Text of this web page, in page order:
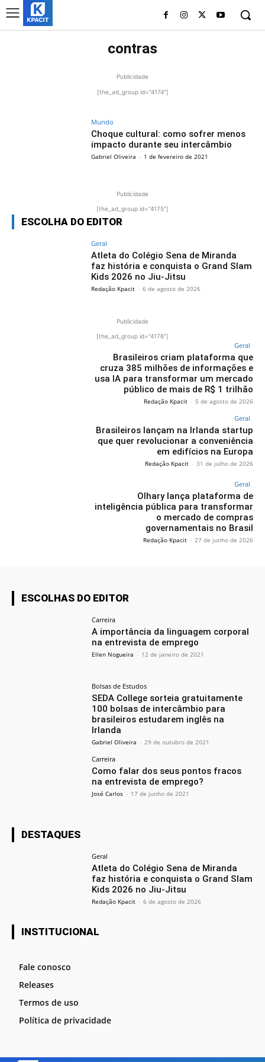
contras
Publicidade
[the_ad_group id="4174"]
Mundo
Choque cultural: como sofrer menos
impacto durante seu intercâmbio
Gabriel Oliveira - 1 de fevereiro de 2021
Publicidade
[the_ad_group id="4175"]
ESCOLHA DO EDITOR
Geral
Atleta do Colégio Sena de Miranda
faz história e conquista o Grand Slam
Kids 2026 no Jiu-Jitsu
Redação Kpacit - 6 de agosto de 2026
Publicidade
[the_ad_group id="4176"]
Geral
Brasileiros criam plataforma que
cruza 385 milhões de informações e
usa IA para transformar um mercado
público de mais de R$ 1 trilhão
Redação Kpacit - 5 de agosto de 2026
Geral
Brasileiros lançam na Irlanda startup
que quer revolucionar a conveniência
em edifícios na Europa
Redação Kpacit - 31 de julho de 2026
Geral
Olhary lança plataforma de
inteligência pública para transformar
o mercado de compras
governamentais no Brasil
Redação Kpacit - 27 de junho de 2026
ESCOLHAS DO EDITOR
Carreira
A importância da linguagem corporal
na entrevista de emprego
Ellen Nogueira - 12 de janeiro de 2021
Bolsas de Estudos
SEDA College sorteia gratuitamente
100 bolsas de intercâmbio para
brasileiros estudarem inglês na
Irlanda
Gabriel Oliveira - 29 de outubro de 2021
Carreira
Como falar dos seus pontos fracos
na entrevista de emprego?
José Carlos - 17 de junho de 2021
DESTAQUES
Geral
Atleta do Colégio Sena de Miranda
faz história e conquista o Grand Slam
Kids 2026 no Jiu-Jitsu
Redação Kpacit - 6 de agosto de 2026
INSTITUCIONAL
Fale conosco
Releases
Termos de uso
Política de privacidade